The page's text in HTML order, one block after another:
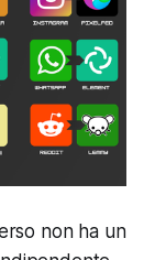
non ha un